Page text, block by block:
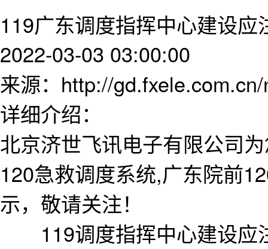
119广东调度指挥中心建设应
2022-03-03 03:00:00
来源：http://
详细介绍：
北京济世飞讯电子有限公司
120急救调度系统,广东院前
示，敬请关注！
119调度指挥中心建设应